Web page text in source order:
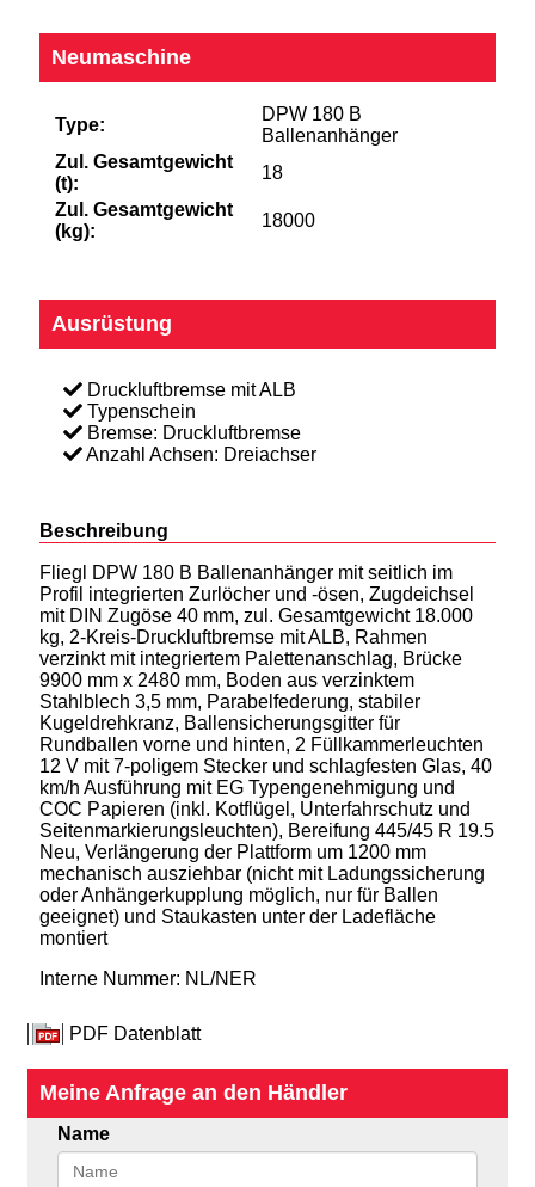
Neumaschine
Type:
DPW 180 B
Ballenanhänger
Zul. Gesamtgewicht
(t):
18
Zul. Gesamtgewicht
(kg):
18000
Ausrüstung
Druckluftbremse mit ALB
Typenschein
Bremse: Druckluftbremse
Anzahl Achsen: Dreiachser
Beschreibung
Fliegl DPW 180 B Ballenanhänger mit seitlich im
Profil integrierten Zurlöcher und -ösen, Zugdeichsel
mit DIN Zugöse 40 mm, zul. Gesamtgewicht 18.000
kg, 2-Kreis-Druckluftbremse mit ALB, Rahmen
verzinkt mit integriertem Palettenanschlag, Brücke
9900 mm x 2480 mm, Boden aus verzinktem
Stahlblech 3,5 mm, Parabelfederung, stabiler
Kugeldrehkranz, Ballensicherungsgitter für
Rundballen vorne und hinten, 2 Füllkammerleuchten
12 V mit 7-poligem Stecker und schlagfesten Glas, 40
km/h Ausführung mit EG Typengenehmigung und
COC Papieren (inkl. Kotflügel, Unterfahrschutz und
Seitenmarkierungsleuchten), Bereifung 445/45 R 19.5
Neu, Verlängerung der Plattform um 1200 mm
mechanisch ausziehbar (nicht mit Ladungssicherung
oder Anhängerkupplung möglich, nur für Ballen
geeignet) und Staukasten unter der Ladefläche
montiert
Interne Nummer: NL/NER
PDF Datenblatt
Meine Anfrage an den Händler
Name